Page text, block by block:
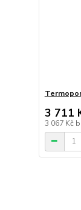
3 711
3 067 Kč